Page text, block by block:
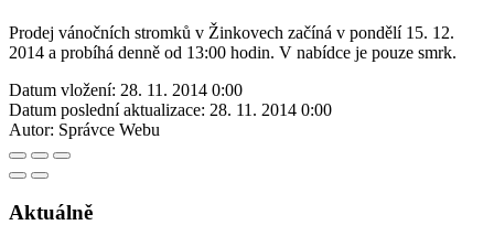
Prodej vánočních stromků v Žinkovech začíná v pondělí 15. 12.
2014 a probíhá denně od 13:00 hodin. V nabídce je pouze smrk.
Datum vložení: 28. 11. 2014 0:00
Datum poslední aktualizace: 28. 11. 2014 0:00
Autor: Správce Webu
Aktuálně